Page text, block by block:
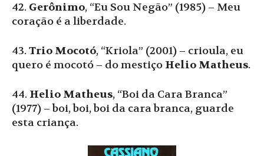
42. Gerônimo, “Eu Sou Negão” (1985) – Meu
coração é a liberdade.
43.Trio Mocotó, “Kriola” (2001) – crioula, eu
quero é mocotó – do mestiço Helio Matheus.
44. Helio Matheus, “Boi da Cara Branca”
(1977) – boi, boi, boi da cara branca, guarde
esta criança.